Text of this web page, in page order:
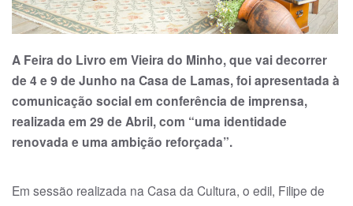
A Feira do Livro em Vieira do Minho, que vai decorrer
de 4 e 9 de Junho na Casa de Lamas, foi apresentada à
comunicação social em conferência de imprensa,
realizada em 29 de Abril, com “uma identidade
renovada e uma ambição reforçada”.
Em sessão realizada na Casa da Cultura, o edil, Filipe de